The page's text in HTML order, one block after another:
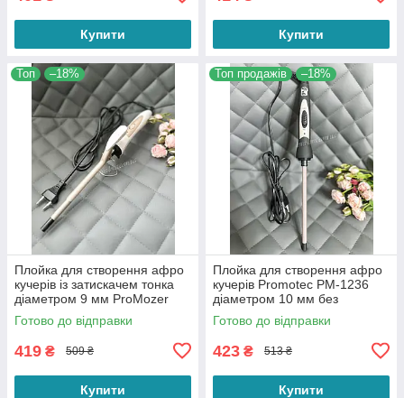
Купити Купити
Топ –18%
Плойка для створення афро
кучерів із затискачем тонка
діаметром 9 мм ProMozer
MZ-2216 для завивання
волосся
Готово до відправки
419 ₴ 509 ₴
Купити
Топ продажів –18%
Плойка для створення афро
кучерів Promotec PM-1236
діаметром 10 мм без
затискача
Готово до відправки
423 ₴ 513 ₴
Купити